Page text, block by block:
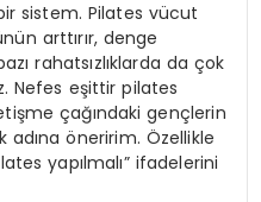
sistem. Pilates vücut
arttırır, denge
rahatsızlıklarda da çok
Nefes eşittir pilates
çağındaki gençlerin
öneririm. Özellikle
yapılmalı” ifadelerini